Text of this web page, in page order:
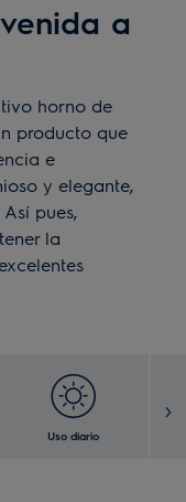
a
horno de
producto que
e
y elegante,
pues,
la
Uso diario